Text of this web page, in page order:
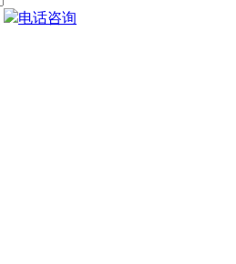
电话咨询